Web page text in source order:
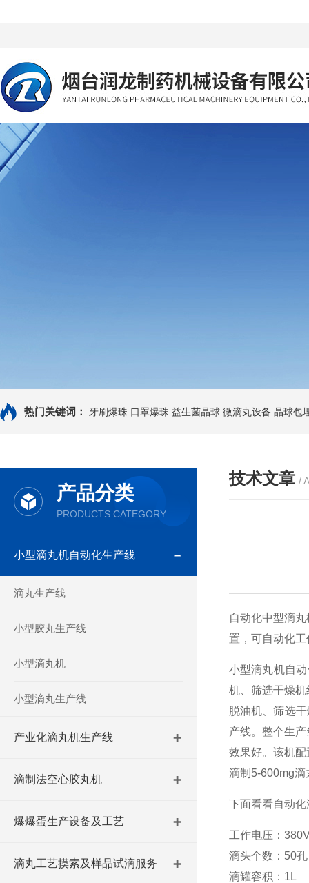
热门关键词： 牙刷爆珠 口罩爆珠 益生菌晶球 微滴丸设备 晶球包
产品分类
PRODUCTS CATEGORY
小型滴丸机自动化生产线
滴丸生产线
小型胶丸生产线
小型滴丸机
小型滴丸生产线
产业化滴丸机生产线
滴制法空心胶丸机
爆爆蛋生产设备及工艺
滴丸工艺摸索及样品试滴服务
技术文章 /
自动化中型滴
置，可自动化
小型滴丸机自
机、筛选干燥
脱油机、筛选
产线。整个生
效果好。该机
滴制5-600mg
下面看看自动
工作电压：
滴头个数：50
滴罐容积：1L